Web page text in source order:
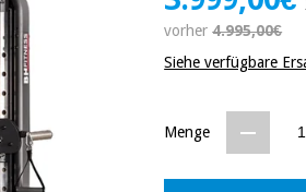
vorher4.995,00€
Siehe verfügbare
Menge